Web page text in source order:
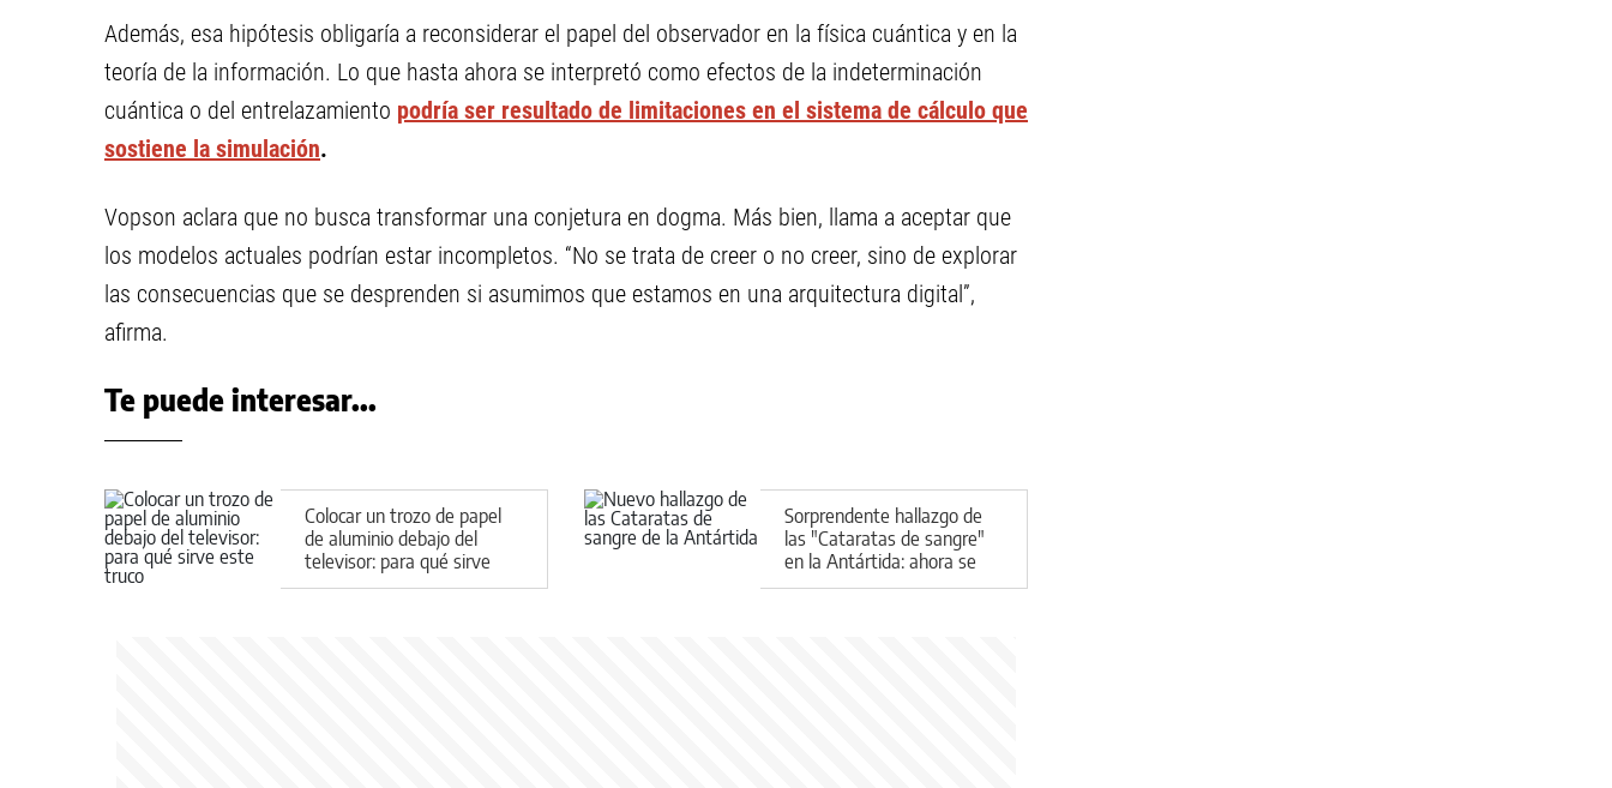
Además, esa hipótesis obligaría a reconsiderar el papel del observador en la física cuántica y en la
teoría de la información. Lo que hasta ahora se interpretó como efectos de la indeterminación
cuántica o del entrelazamiento podría ser resultado de limitaciones en el sistema de cálculo que
sostiene la simulación.
Vopson aclara que no busca transformar una conjetura en dogma. Más bien, llama a aceptar que
los modelos actuales podrían estar incompletos. “No se trata de creer o no creer, sino de explorar
las consecuencias que se desprenden si asumimos que estamos en una arquitectura digital”,
afirma.
Te puede interesar...
Colocar un trozo de papel
de aluminio debajo del
televisor: para qué sirve
este truco
Sorprendente hallazgo de
las "Cataratas de sangre"
en la Antártida: ahora se
sabe qué es este fenómeno